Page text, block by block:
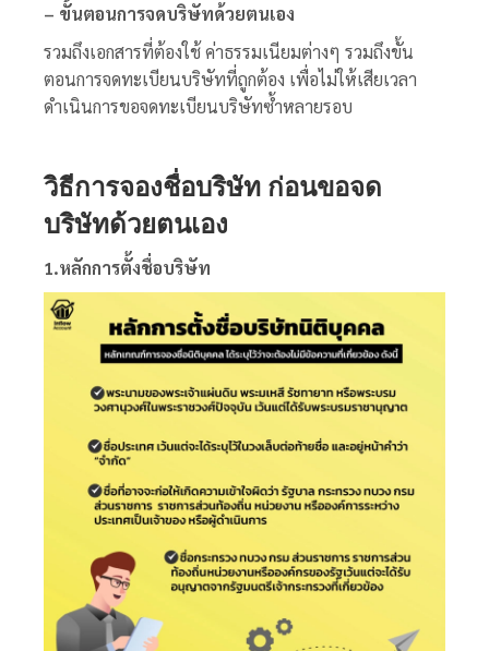
– ขั้นตอนการจดบริษัทด้วยตนเอง
รวมถึงเอกสารที่ต้องใช้ ค่าธรรมเนียมต่างๆ รวมถึงขั้น
ตอนการจดทะเบียนบริษัทที่ถูกต้อง เพื่อไม่ให้เสียเวลา
ดำเนินการขอจดทะเบียนบริษัทซ้ำหลายรอบ
วิธีการจองชื่อบริษัท ก่อนขอจด
บริษัทด้วยตนเอง
1.หลักการตั้งชื่อบริษัท